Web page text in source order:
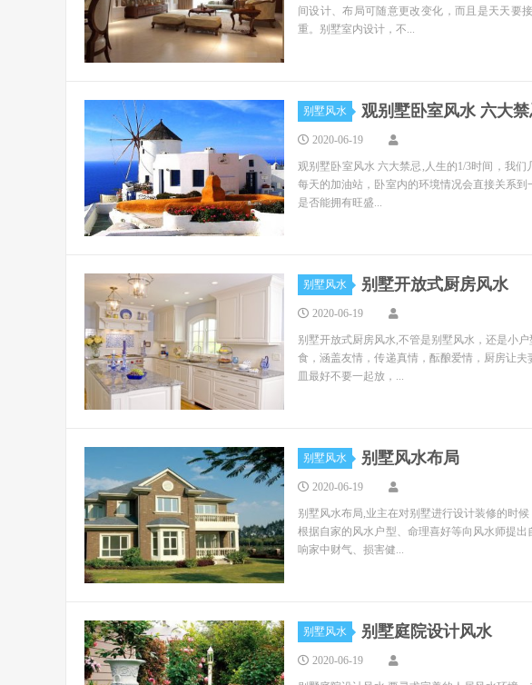
间设计、布局可随意更改变化，而且是天天要
重。别墅室内设计，不...
别墅风水 观别墅卧室风水 六大
2020-06-19
观别墅卧室风水 六大禁忌,人生的1/3时间，我
每天的加油站，卧室内的环境情况会直接关系
是否能拥有旺盛...
别墅风水 别墅开放式厨房风水
2020-06-19
别墅开放式厨房风水,不管是别墅风水，还是小
食，涵盖友情，传递真情，酝酿爱情，厨房让
皿最好不要一起放，...
别墅风水 别墅风水布局
2020-06-19
别墅风水布局,业主在对别墅进行设计装修的时
根据自家的风水户型、命理喜好等向风水师提
响家中财气、损害健...
别墅风水 别墅庭院设计风水
2020-06-19